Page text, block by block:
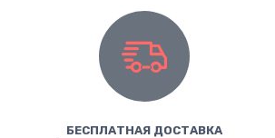
БЕСПЛАТНАЯ ДОСТАВКА